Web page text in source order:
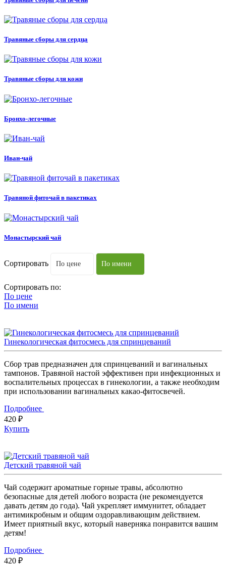
Травяные сборы для сердца
Травяные сборы для кожи
Бронхо-легочные
Иван-чай
Травяной фиточай в пакетиках
Монастырский чай
Сортировать По цене По имени
Сортировать по:
По цене
По имени
Гинекологическая фитосмесь для спринцеваний
Сбор трав предназначен для спринцеваний и вагинальных
тампонов. Травяной настой эффективен при инфекционных и
воспалительных процессах в гинекологии, а также необходим
при использовании вагинальных какао-фитосвечей.
Подробнее
420 ₽
Купить
Детский травяной чай
Чай содержит ароматные горные травы, абсолютно
безопасные для детей любого возраста (не рекомендуется
давать детям до года). Чай укрепляет иммунитет, обладает
антимикробным и общим оздоравливающим действием.
Имеет приятный вкус, который наверняка понравится вашим
детям!
Подробнее
420 ₽